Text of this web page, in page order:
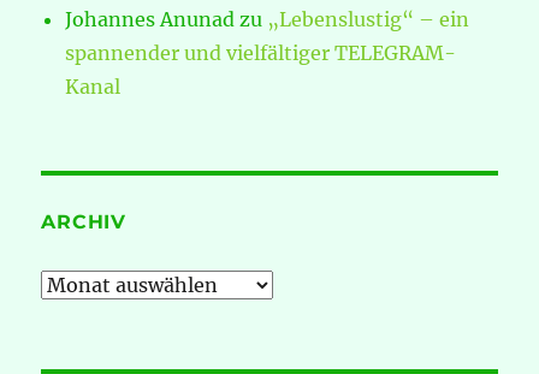
Johannes Anunad zu „Lebenslustig“ – ein
spannender und vielfältiger TELEGRAM-
Kanal
ARCHIV
Archiv